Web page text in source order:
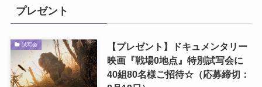
プレゼント
試写会
【プレゼント】ドキュメンタリー
映画『戦場0地点』特別試写会に
40組80名様ご招待☆（応募締切：